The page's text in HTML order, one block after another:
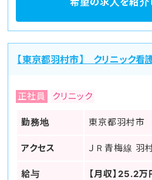
【東京都羽村市】 クリニック看
正社員 クリニック
勤務地 東京都羽村市
アクセス ＪＲ青梅線 羽
給与
【月収】25.2